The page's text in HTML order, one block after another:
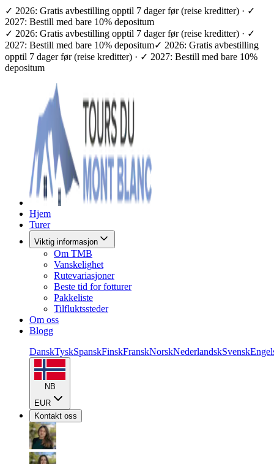
✓ 2026: Gratis avbestilling opptil 7 dager før (reise kreditter) · ✓
2027: Bestill med bare 10% depositum
✓ 2026: Gratis avbestilling opptil 7 dager før (reise kreditter) · ✓
2027: Bestill med bare 10% depositum✓ 2026: Gratis avbestilling
opptil 7 dager før (reise kreditter) · ✓ 2027: Bestill med bare 10%
depositum
Hjem
Turer
Viktig informasjon
Om TMB
Vanskelighet
Rutevariasjoner
Beste tid for fotturer
Pakkeliste
Tilfluktssteder
Om oss
Blogg
DanskTyskSpanskFinskFranskNorskNederlandskSvensk
NB
EUR
Kontakt oss